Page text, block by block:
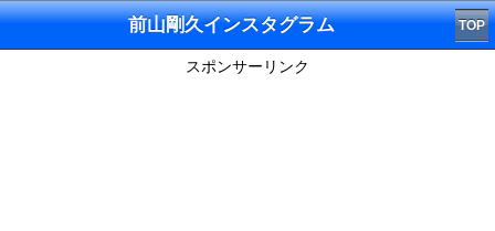
前山剛久インスタグラム TOP
スポンサーリンク